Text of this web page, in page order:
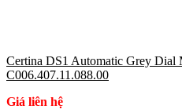
Certina DS1 Automatic Grey Dial
C006.407.11.088.00
Giá liên hệ